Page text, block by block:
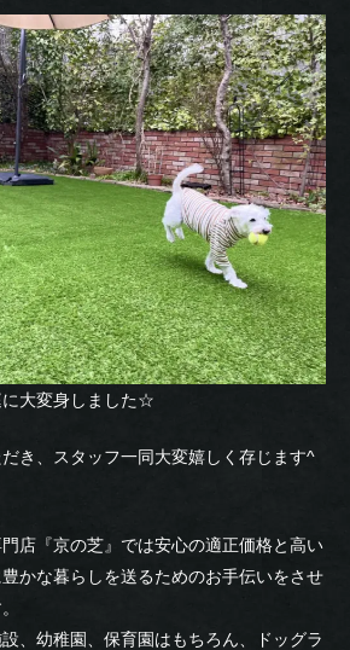
大変身しました☆
き、スタッフ一同大変嬉しく存じます^
店『京の芝』では安心の適正価格と高い
かな暮らしを送るためのお手伝いをさせ
、幼稚園、保育園はもちろん、ドッグラ